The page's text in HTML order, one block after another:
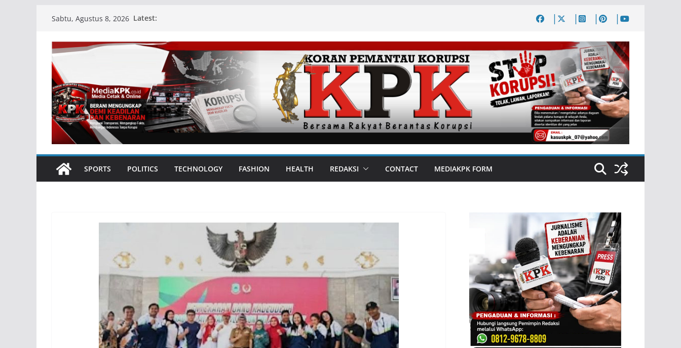
content
Sabtu, Agustus 8, 2026 Latest:
SPORTS POLITICS TECHNOLOGY FASHION HEALTH REDAKSI CONTACT MEDIAKPK FORM